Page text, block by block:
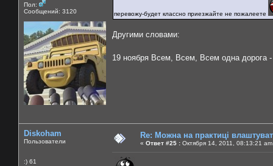
Пол:
Сообщений: 3120
перевожу-будет классно приезжайте не пожалеете
Другими словами:
19 ноября Всем, Всем, Всем одна
Diskoham
Пользователи
:) 61
Re: Можна на практиці
« Ответ #25 : Октября 14, 2011, 08:13:21